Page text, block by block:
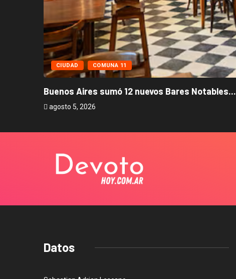
CIUDAD COMUNA 11
Buenos Aires sumó 12 nuevos Bares Notables...
agosto 5, 2026
Datos